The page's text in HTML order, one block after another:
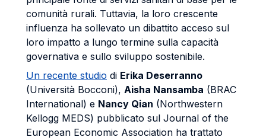
comunità rurali. Tuttavia, la loro crescente
influenza ha sollevato un dibattito acceso sul
loro impatto a lungo termine sulla capacità
governativa e sullo sviluppo sostenibile.
Un recente studio di Erika Deserranno
(Università Bocconi), Aisha Nansamba (BRAC
International) e Nancy Qian (Northwestern
Kellogg MEDS) pubblicato sul Journal of the
European Economic Association ha trattato